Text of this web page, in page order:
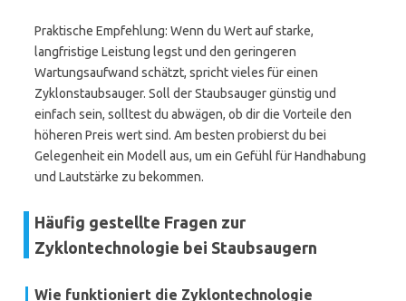
Praktische Empfehlung: Wenn du Wert auf starke,
langfristige Leistung legst und den geringeren
Wartungsaufwand schätzt, spricht vieles für einen
Zyklonstaubsauger. Soll der Staubsauger günstig und
einfach sein, solltest du abwägen, ob dir die Vorteile den
höheren Preis wert sind. Am besten probierst du bei
Gelegenheit ein Modell aus, um ein Gefühl für Handhabung
und Lautstärke zu bekommen.
Häufig gestellte Fragen zur
Zyklontechnologie bei Staubsaugern
Wie funktioniert die Zyklontechnologie